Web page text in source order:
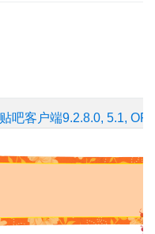
吧客户端9.2.8.0, 5.1,